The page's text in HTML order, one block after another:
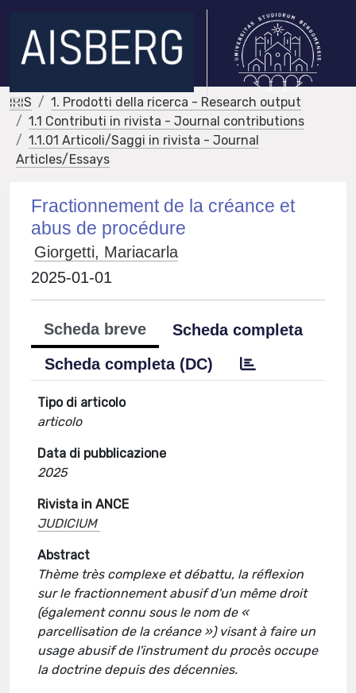
IRIS
1. Prodotti della ricerca - Research output
1.1 Contributi in rivista - Journal contributions
1.1.01 Articoli/Saggi in rivista - Journal
Articles/Essays
Fractionnement de la créance et
abus de procédure
Giorgetti, Mariacarla
2025-01-01
Scheda breve
Scheda completa
Scheda completa (DC)
Tipo di articolo
articolo
Data di pubblicazione
2025
Rivista in ANCE
JUDICIUM
Abstract
Thème très complexe et débattu, la réflexion
sur le fractionnement abusif d'un même droit
(également connu sous le nom de «
parcellisation de la créance ») visant à faire un
usage abusif de l'instrument du procès occupe
la doctrine depuis des décennies.